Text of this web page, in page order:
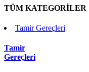
TÜM KATEGORİLER
Tamir Gereçleri
Tamir
Gereçleri